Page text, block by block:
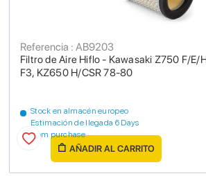
Filtro de Aire Hiflo - Kawasaki Z750 F/
F3, KZ650 H/CSR 78-80
Referencia : AB9203
Stock en almacén europeo
Estimación de llegada 6 Days
from purchase
AÑADIR AL CARRITO